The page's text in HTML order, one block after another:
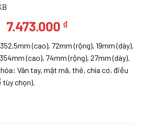
Giá
là:
10.990.000 ₫.
7.473.000 ₫Giá
hiện
tại
là:
7.473.000 ₫.
(cao), 72mm (rộng), 19mm (dày).
(cao), 74mm (rộng), 27mm (dày).
Vân tay, mật mã, thẻ, chìa cơ, điều
tùy chọn).